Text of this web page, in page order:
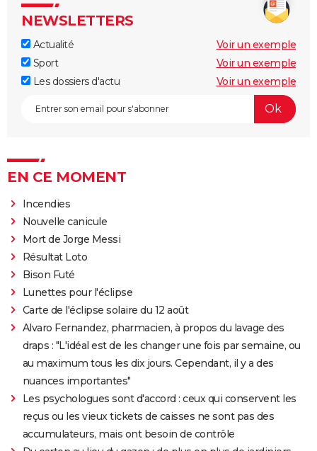
NEWSLETTERS
Actualité
Voir un exemple
Sport
Voir un exemple
Les dossiers d'actu
Voir un exemple
EN CE MOMENT
Incendies
Nouvelle canicule
Mort de Jorge Messi
Résultat Loto
Bison Futé
Lunettes pour l'éclipse
Carte de l'éclipse solaire du 12 août
Alvaro Fernandez, pharmacien, à propos du lavage des
draps : "L'idéal est de les changer une fois par semaine, ou
au maximum tous les dix jours. Cependant, il y a des
nuances importantes"
Les psychologues sont d'accord : ceux qui conservent les
reçus ou les vieux tickets de caisses ne sont pas des
accumulateurs, mais ont besoin de contrôle